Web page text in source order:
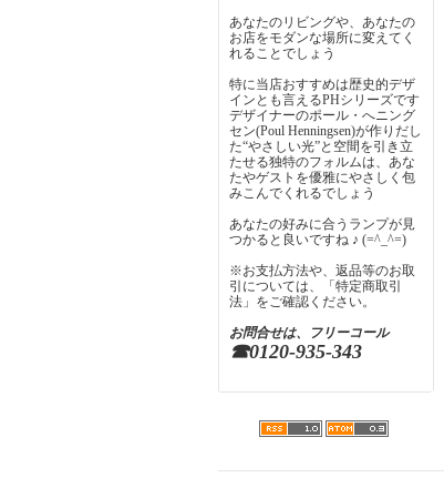
あなたのリビングや、あなたの
お店をモダンな場所に変えてく
れることでしょう
特に当店おすすめは歴史的デザ
インとも言えるPHシリーズです
デザイナーのポール・へニング
セン(Poul Henningsen)が作りだし
た“やさしい光”と空間を引き立
たせる独特のフォルムは、あな
たやゲストを優雅にやさしく包
みこんでくれるでしょう
あなたの好みに合うランプが見
つかると良いですね ♪ (=^_^=)
※お支払方法や、返品等のお取
引については、「特定商取引
法」をご確認ください。
お問合せは、フリーコール
☎0120-935-343